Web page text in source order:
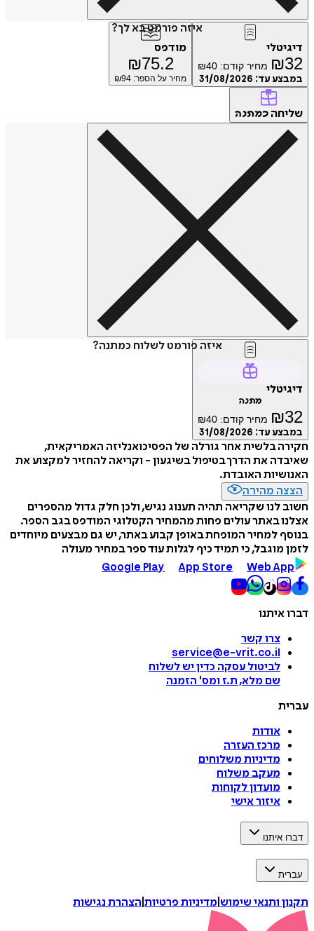
איזה פורמט בא לך?
דיגיטלי
₪32 מחיר קודם: ₪40
במבצע עד: 31/08/2026
מודפס
₪75.2
מחיר על הספר: ₪ 94
שליחה כמתנה
איזה פורמט לשלוח כמתנה?
דיגיטלי
מתנה
₪32 מחיר קודם: ₪40
במבצע עד: 31/08/2026
חקירה בלשית אחר גורלה של הפסיכואנליזה האמריקאית,
שאיבדה את הדרך בטיפול בשיגעון - וקריאה להחזיר למקצוע את
האנושיות האובדת.
הצצה מהירה
חשוב לנו שקריאה תהיה תענוג נגיש, ולכן חלק גדול מהספרים
אצלנו באתר עולים פחות מהמחיר הקטלוגי המודפס בגב הספר.
בנוסף למחיר המופחת באופן קבוע באתר, יש גם מבצעים מיוחדים
לזמן מוגבל, כי תמיד כיף לגלות עוד ספר במחיר מעולה
Google Play
App Store Web App
דברו איתנו
צרו קשר
service@e-vrit.co.il
לביטול עסקה כדין יש לשלוח
שם מלא, ת.ז ומס' הזמנה
עברית
אודות
מרכז העזרה
מדיניות משלוחים
מעקב משלוח
מועדון לקוחות
איזור אישי
דברו איתנו
עברית
תקנון ותנאי שימוש מדיניות פרטיות הצהרת נגישות